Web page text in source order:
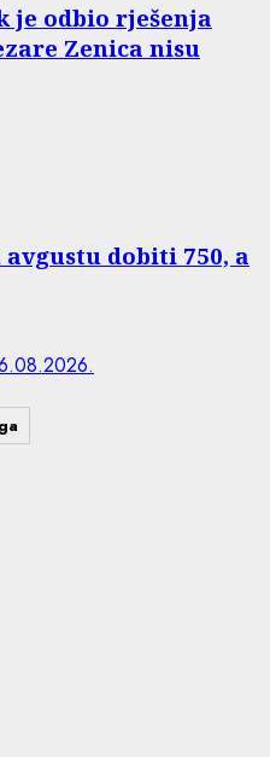
je odbio rješenja
Zenica nisu
dobiti 750, a